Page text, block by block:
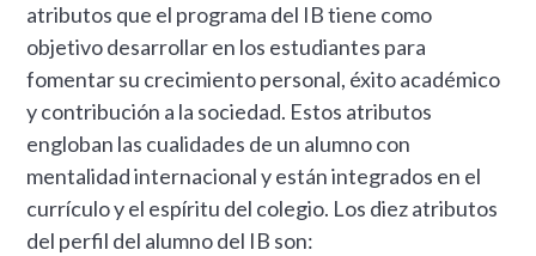
atributos que el programa del IB tiene como
objetivo desarrollar en los estudiantes para
fomentar su crecimiento personal, éxito académico
y contribución a la sociedad. Estos atributos
engloban las cualidades de un alumno con
mentalidad internacional y están integrados en el
currículo y el espíritu del colegio. Los diez atributos
del perfil del alumno del IB son: